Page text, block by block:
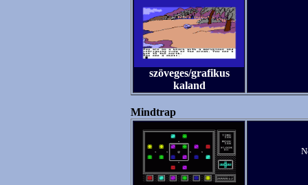
szöveges/grafikus
kaland
Mindtrap